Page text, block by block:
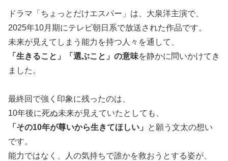
ドラマ「ちょっとだけエスパー」は、大泉洋主演で、
2025年10月期にテレビ朝日系で放送された作品です。
未来が見えてしまう能力を持つ人々を通して、
「生きること」「選ぶこと」の意味を静かに問いかけてき
ました。
最終回で強く印象に残ったのは、
10年後に死ぬ未来が見えていたとしても、
「その10年が尊いから生きてほしい」
と願う文太の想い
です。
能力ではなく、人の気持ちで誰かを救おうとする姿が、